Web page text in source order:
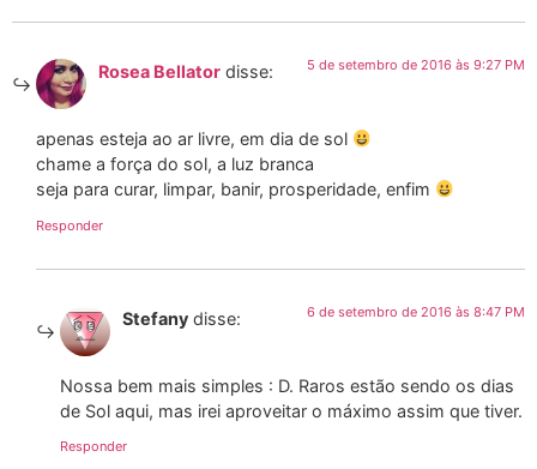
Rosea Bellator disse: 5 de setembro de 2016 às 9:27 PM
apenas esteja ao ar livre, em dia de sol
chame a força do sol, a luz branca
seja para curar, limpar, banir, prosperidade, enfim
Responder
Stefany disse: 6 de setembro de 2016 às 8:47 PM
Nossa bem mais simples : D. Raros estão sendo os dias
de Sol aqui, mas irei aproveitar o máximo assim que tiver.
Responder